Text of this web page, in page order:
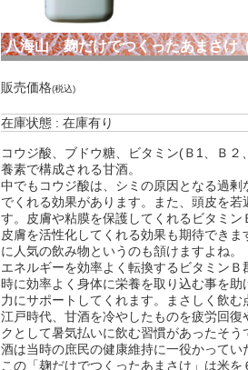
八海山 麹だけでつくったあまさけ
販売価格(税込)
在庫状態 : 在庫有り
コウジ酸、ブドウ糖、ビタミン(Ｂ1、Ｂ
養素で構成される甘酒。
中でもコウジ酸は、シミの原因となる過
でくれる効果があります。また、頭皮を
す。皮膚や粘膜を保護してくれるビタミ
皮膚を活性化してくれる効果も期待でき
に人気の飲み物というのも頷けますよね。
エネルギーを効率よく転換するビタミン
時に効率よく身体に栄養を取り込む事を
力にサポートしてくれます。まさしく飲む
江戸時代、甘酒を冷やしたものを疲労回
クとして暑気払いに飲む習慣があったそ
酒は当時の庶民の健康維持に一役かってい
この「麹だけでつくったあまさけ」は米
和リキュール
日本ワイン
赤
白
ロゼ
スパークリング・シャンパン
味醂・料理酒・化粧水
醤油・酢・麺つゆ・味噌
珍味
ジュース・カクテル用飲料
食品